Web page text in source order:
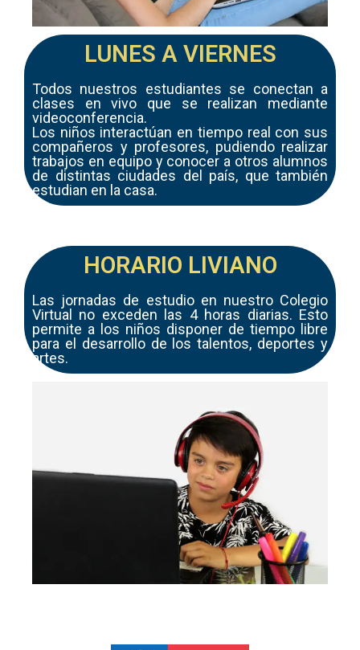
LUNES A VIERNES
Todos nuestros estudiantes se conectan a
clases en vivo que se realizan mediante
videoconferencia.
Los niños interactúan en tiempo real con sus
compañeros y profesores, pudiendo realizar
trabajos en equipo y conocer a otros alumnos
de distintas ciudades del país, que también
estudian en la casa.
HORARIO LIVIANO
Las jornadas de estudio en nuestro Colegio
Virtual no exceden las 4 horas diarias. Esto
permite a los niños disponer de tiempo libre
para el desarrollo de los talentos, deportes y
artes.